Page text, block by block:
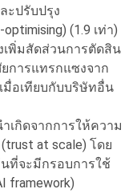
ะปรับปรุง
(1.9 เท่า)
เพิ่มสัดส่วนการตัดสิน
การแทรกแซงจาก
มื่อเทียบกับบริษัทอื่น
เกิดจากการให้ความ
at scale) โดย
ที่จะมีกรอบการใช้
framework)